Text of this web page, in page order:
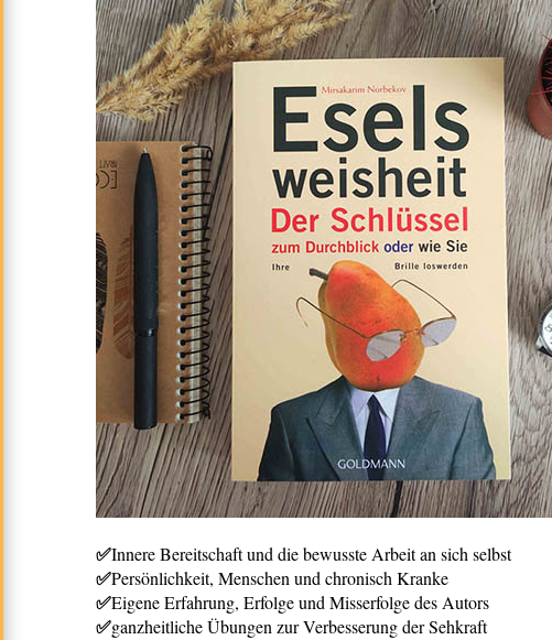
✅Innere Bereitschaft und die bewusste Arbeit an sich selbst
✅Persönlichkeit, Menschen und chronisch Kranke
✅Eigene Erfahrung, Erfolge und Misserfolge des Autors
✅ganzheitliche Übungen zur Verbesserung der Sehkraft